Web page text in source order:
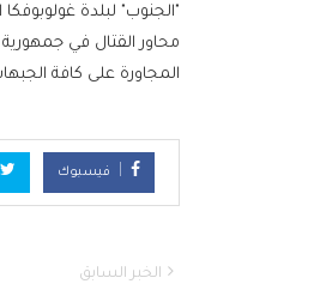
"الجنوب" لبلدة
محاور القتال في
المجاورة على كافة
فيسبوك
الخبر السابق